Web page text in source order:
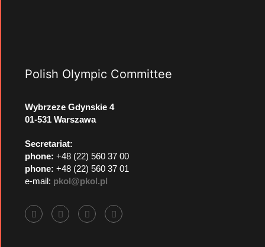
Polish Olympic Committee
Wybrzeze Gdynskie 4
01-531 Warszawa
Secretariat:
phone: +48 (22) 560 37 00
phone: +48 (22) 560 37 01
e-mail: pkol@pkol.pl